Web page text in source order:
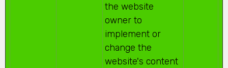
the website
owner to
implement or
change the
website's content